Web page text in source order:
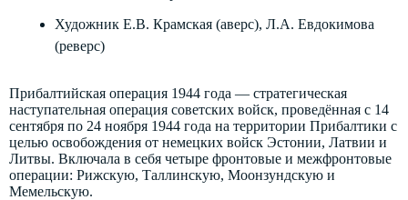
Художник Е.В. Крамская (аверс), Л.А. Евдокимова
(реверс)
Прибалтийская операция 1944 года — стратегическая
наступательная операция советских войск, проведённая с 14
сентября по 24 ноября 1944 года на территории Прибалтики с
целью освобождения от немецких войск Эстонии, Латвии и
Литвы. Включала в себя четыре фронтовые и межфронтовые
операции: Рижскую, Таллинскую, Моонзундскую и
Мемельскую.